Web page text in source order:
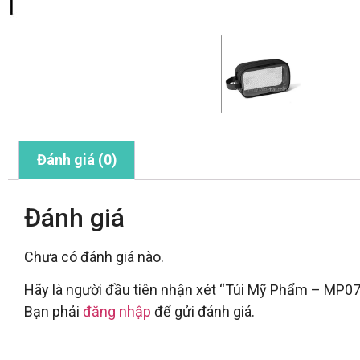
Đánh giá (0)
Đánh giá
Chưa có đánh giá nào.
Hãy là người đầu tiên nhận xét “Túi Mỹ Phẩm –
Bạn phải đăng nhập để gửi đánh giá.